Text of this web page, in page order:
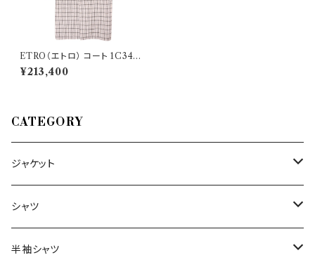
ETRO（エトロ） コート 1C344
28637
¥213,400
CATEGORY
ジャケット
～44/S
46/M
シャツ
～44/S
半袖シャツ